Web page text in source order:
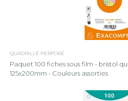
QUADRILLÉ PERFORÉ
Paquet 100 fiches sous film - bristol
125x200mm - Couleurs assorties